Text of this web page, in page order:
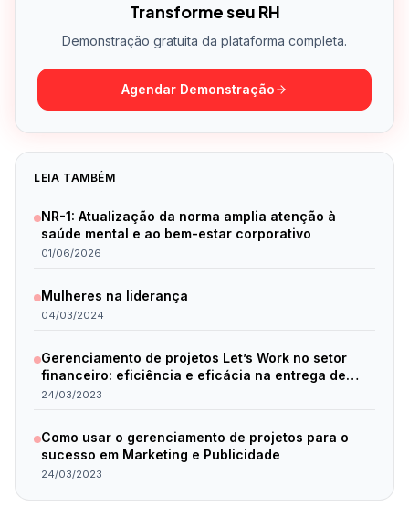
Transforme seu RH
Demonstração gratuita da plataforma completa.
Agendar Demonstração
LEIA TAMBÉM
NR-1: Atualização da norma amplia atenção à
saúde mental e ao bem-estar corporativo
01/06/2026
Mulheres na liderança
04/03/2024
Gerenciamento de projetos Let’s Work no setor
financeiro: eficiência e eficácia na entrega de
resultados.
24/03/2023
Como usar o gerenciamento de projetos para o
sucesso em Marketing e Publicidade
24/03/2023